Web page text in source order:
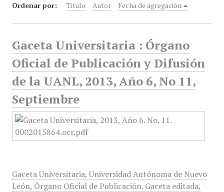
Ordenar por: Título Autor Fecha de agregación
Gaceta Universitaria : Órgano
Oficial de Publicación y Difusión
de la UANL, 2013, Año 6, No 11,
Septiembre
Gaceta Universitaria, Universidad Autónoma de Nuevo
León, Órgano Oficial de Publicación. Gaceta editada,